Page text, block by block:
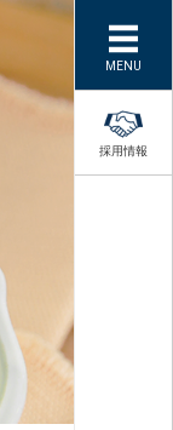
MENU
採用情報